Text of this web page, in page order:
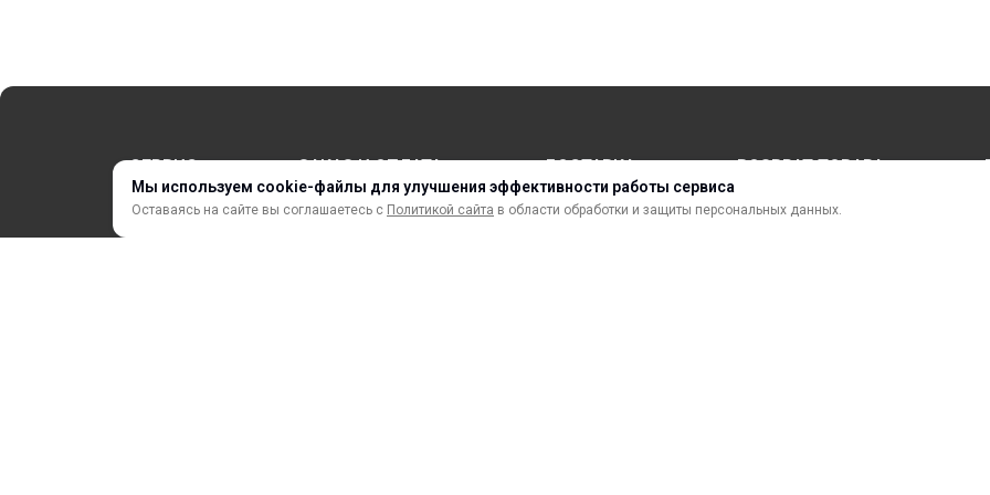
Мы используем cookie-файлы для улучшения эффективности работы сервиса
Оставаясь на сайте вы соглашаетесь с Политикой сайта в области обработки и защиты персональных данных.
СЕРВИС ЗАКАЗ И ОПЛАТА ДОСТАВКА ВОЗВРАТ ТОВАРА